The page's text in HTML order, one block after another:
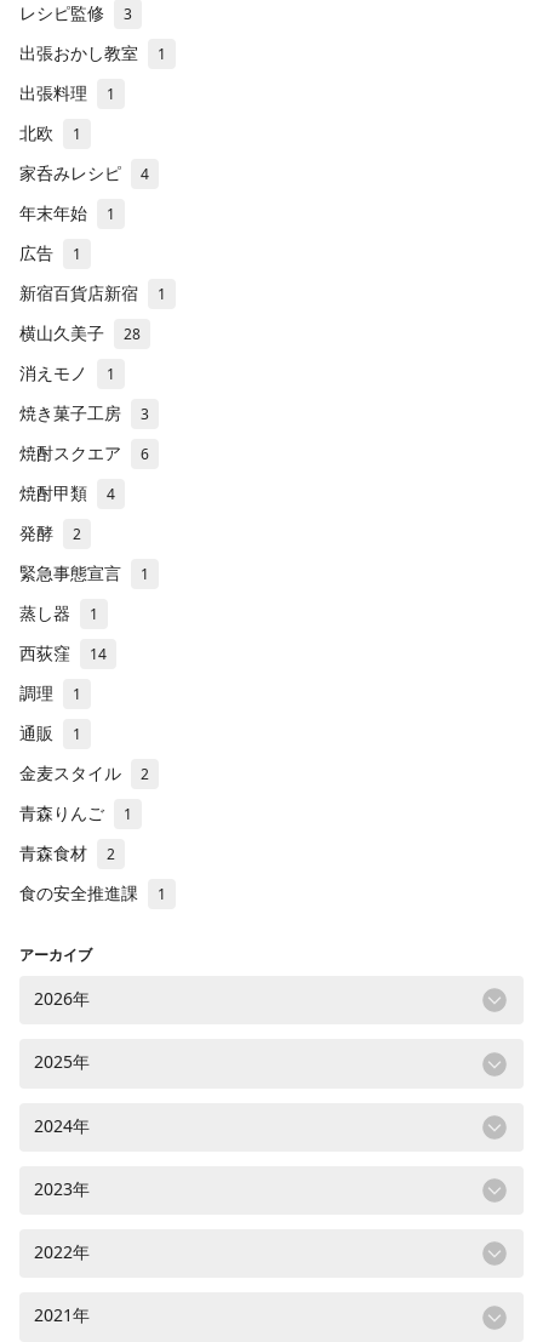
レシピ監修 3
出張おかし教室 1
出張料理 1
北欧 1
家呑みレシピ 4
年末年始 1
広告 1
新宿百貨店新宿 1
横山久美子 28
消えモノ 1
焼き菓子工房 3
焼酎スクエア 6
焼酎甲類 4
発酵 2
緊急事態宣言 1
蒸し器 1
西荻窪 14
調理 1
通販 1
金麦スタイル 2
青森りんご 1
青森食材 2
食の安全推進課 1
アーカイブ
2026年
2025年
2024年
2023年
2022年
2021年